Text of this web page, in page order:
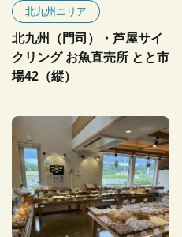
北九州エリア
北九州（門司）・芦屋サイ
クリング お魚直売所 とと市
場42（縦）